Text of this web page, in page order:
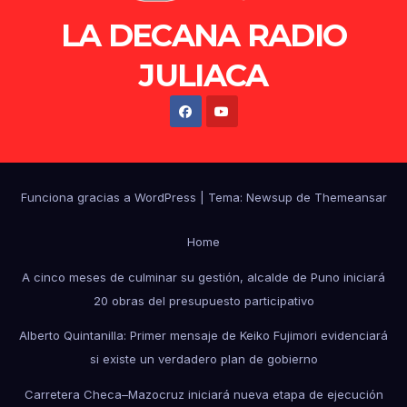
LA DECANA RADIO
JULIACA
Funciona gracias a WordPress Tema: Newsup de Themeansar
Home
A cinco meses de culminar su gestión, alcalde de Puno iniciará
20 obras del presupuesto participativo
Alberto Quintanilla: Primer mensaje de Keiko Fujimori evidenciará
si existe un verdadero plan de gobierno
Carretera Checa–Mazocruz iniciará nueva etapa de ejecución